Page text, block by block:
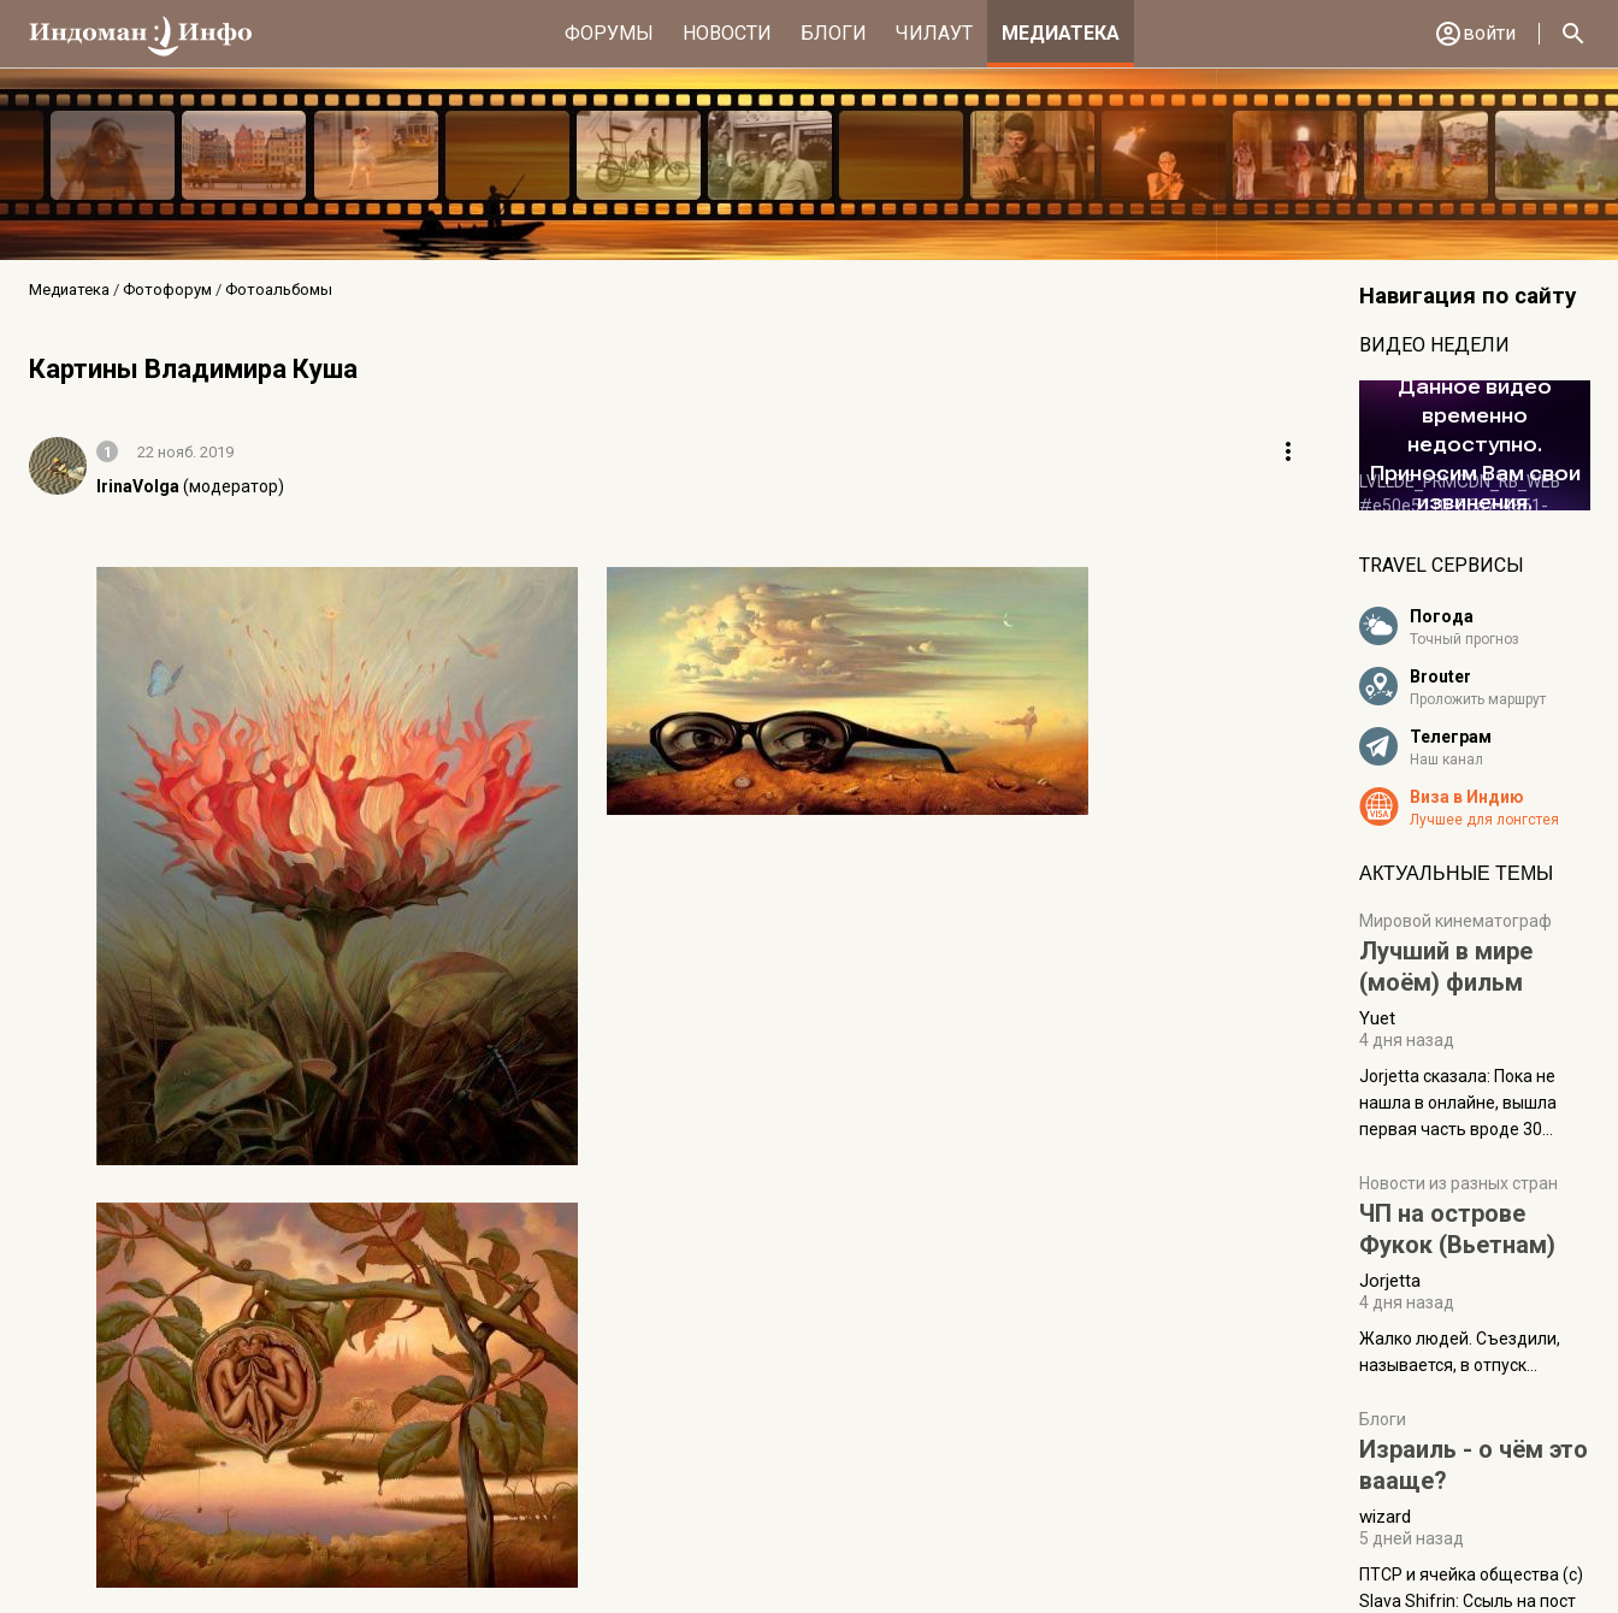
ФОРУМЫ НОВОСТИ БЛОГИ ЧИЛАУТ МЕДИАТЕКА войти
Медиатека Фотофорум Фотоальбомы
Картины Владимира Куша
1 22 нояб. 2019
IrinaVolga (модератор)
Навигация по сайту
ВИДЕО НЕДЕЛИ
TRAVEL СЕРВИСЫ
Погода
Точный прогноз
Brouter
Проложить маршрут
Телеграм
Наш канал
Виза в Индию
Лучшее для лонгстея
АКТУАЛЬНЫЕ ТЕМЫ
Мировой кинематограф
Лучший в мире
(моём) фильм
Yuet
4 дня назад
Jorjetta сказалa: Пока не
нашла в онлайне, вышла
первая часть вроде 30
Дивали 8 ноября.
Новости из разных стран
ЧП на острове
Фукок (Вьетнам)
Jorjetta
4 дня назад
Жалко людей. Съездили,
называется, в отпуск...
Блоги
Израиль - о чём это
вааще?
wizard
5 дней назад
ПТСР и ячейка общества (с)
Slava Shifrin: Ссыль на пост